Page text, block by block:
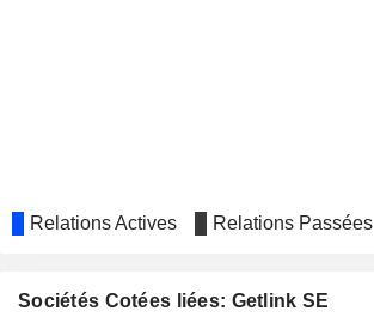
Relations Actives Relations Passées
Sociétés Cotées liées: Getlink SE